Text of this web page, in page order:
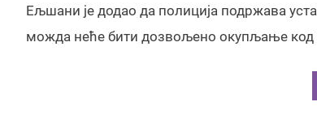
Ељшани је додао да полиција подржава
можда неће бити дозвољено окупљање код